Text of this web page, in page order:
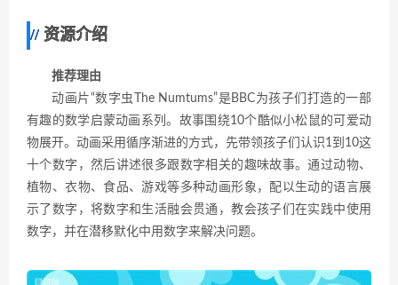
资源介绍
推荐理由
动画片“数字虫The Numtums”是BBC为孩子们打造的一部
有趣的数学启蒙动画系列。故事围绕10个酷似小松鼠的可爱动
物展开。动画采用循序渐进的方式，先带领孩子们认识1到10这
十个数字，然后讲述很多跟数字相关的趣味故事。通过动物、
植物、衣物、食品、游戏等多种动画形象，配以生动的语言展
示了数字，将数字和生活融会贯通，教会孩子们在实践中使用
数字，并在潜移默化中用数字来解决问题。